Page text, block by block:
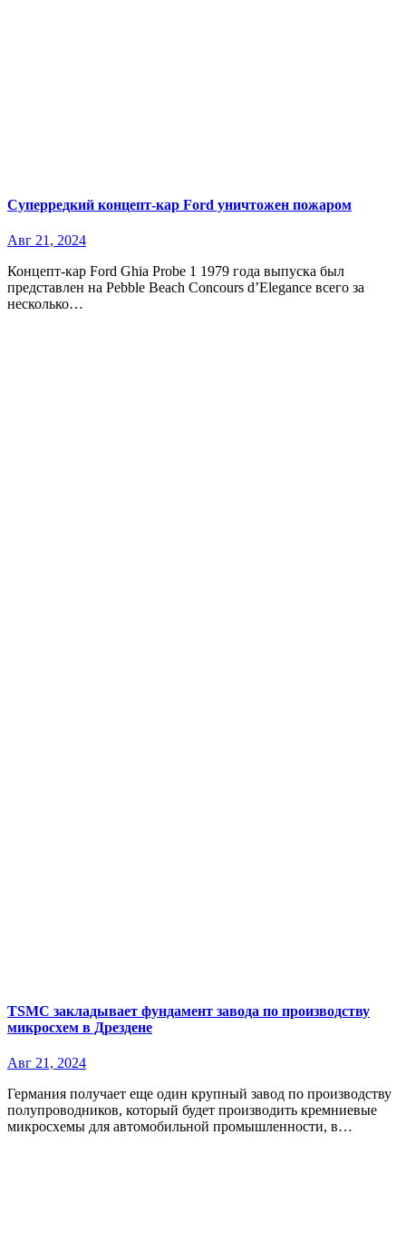
Суперредкий концепт-кар Ford уничтожен пожаром
Авг 21, 2024
Концепт-кар Ford Ghia Probe 1 1979 года выпуска был
представлен на Pebble Beach Concours d’Elegance всего за
несколько…
TSMC закладывает фундамент завода по производству
микросхем в Дрездене
Авг 21, 2024
Германия получает еще один крупный завод по производству
полупроводников, который будет производить кремниевые
микросхемы для автомобильной промышленности, в…